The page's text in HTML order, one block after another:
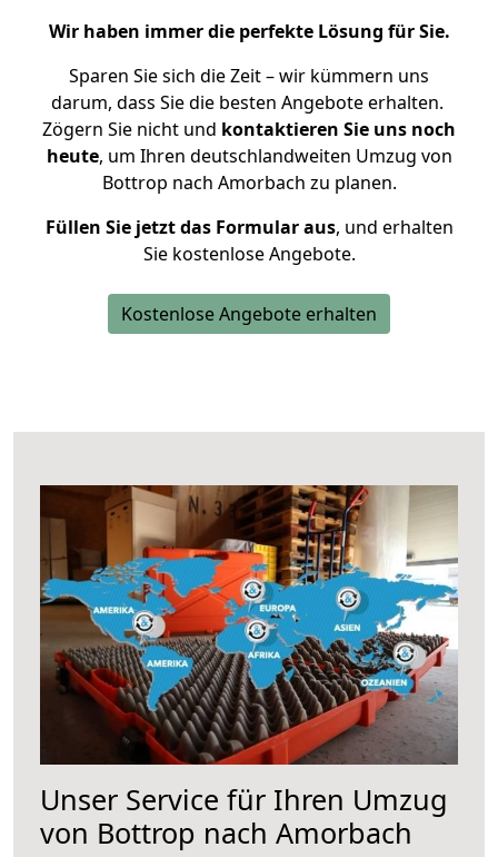
Wir haben immer die perfekte Lösung für Sie.
Sparen Sie sich die Zeit – wir kümmern uns
darum, dass Sie die besten Angebote erhalten.
Zögern Sie nicht und kontaktieren Sie uns noch
heute, um Ihren deutschlandweiten Umzug von
Bottrop nach Amorbach zu planen.
Füllen Sie jetzt das Formular aus, und erhalten
Sie kostenlose Angebote.
Kostenlose Angebote erhalten
Unser Service für Ihren Umzug
von Bottrop nach Amorbach